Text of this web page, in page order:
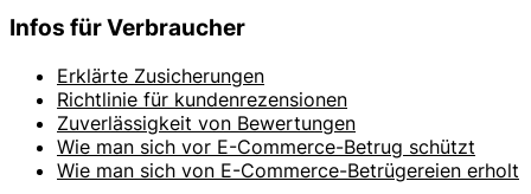
Infos für Verbraucher
Erklärte Zusicherungen
Richtlinie für kundenrezensionen
Zuverlässigkeit von Bewertungen
Wie man sich vor E-Commerce-Betrug schützt
Wie man sich von E-Commerce-Betrügereien erholt